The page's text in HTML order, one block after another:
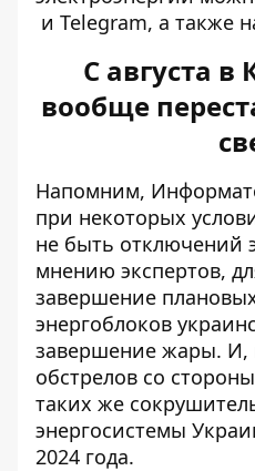
и Telegram, а также
С августа в
вообще
Напомним,
при некоторых
не быть отключений
мнению экспертов,
завершение
энергоблоков
завершение жары. И,
обстрелов со
таких же
энергосистемы
2024 года.